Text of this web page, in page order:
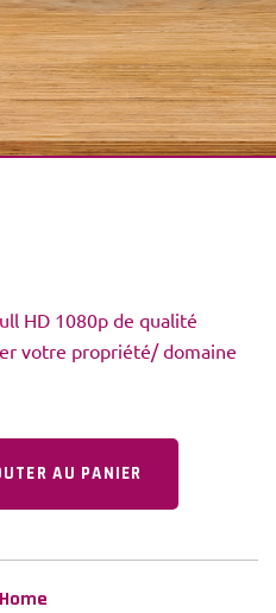
HD 1080p de qualité
votre propriété/ domaine
AU PANIER